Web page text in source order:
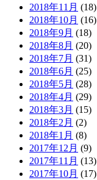
2018年11月 (18)
2018年10月 (16)
2018年9月 (18)
2018年8月 (20)
2018年7月 (31)
2018年6月 (25)
2018年5月 (28)
2018年4月 (29)
2018年3月 (15)
2018年2月 (2)
2018年1月 (8)
2017年12月 (9)
2017年11月 (13)
2017年10月 (17)